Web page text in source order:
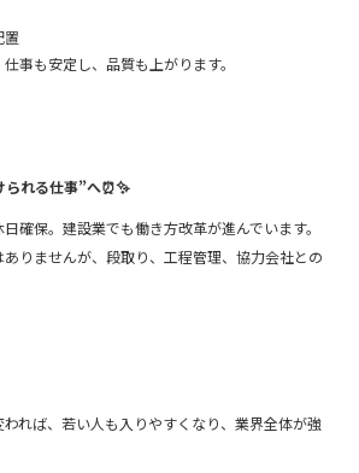
置
事も安定し、品質も上がります。
れる仕事”へ⏰✨
確保。建設業でも働き方改革が進んでいます。
りませんが、段取り、工程管理、協力会社との
われば、若い人も入りやすくなり、業界全体が強